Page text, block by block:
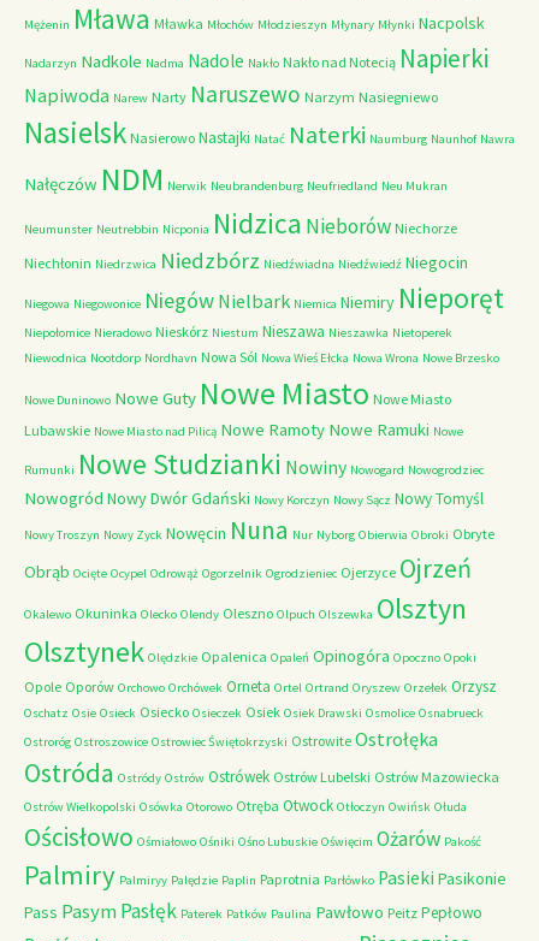
Mężenin Mława Mławka Młochów Młodzieszyn Młynary Młynki Nacpolsk
Nadarzyn Nadkole Nadma Nadole Nakło Nakło nad Notecią Napierki
Napiwoda Narew Narty Naruszewo Narzym Nasiegniewo
Nasielsk Nasierowo Nastajki Natać Naterki Naumburg Naunhof Nawra
Nałęczów NDM Nerwik Neubrandenburg Neufriedland Neu Mukran
Neumunster Neutrebbin Nicponia Nidzica Nieborów Niechorze
Niechłonin Niedrzwica Niedzbórz Niedźwiadna Niedźwiedź Niegocin
Niegowa Niegowonice Niegów Nielbark Niemica Niemiry Nieporęt
Niepołomice Nieradowo Nieskórz Niestum Nieszawa Nieszawka Nietoperek
Niewodnica Nootdorp Nordhavn Nowa Sól Nowa Wieś Ełcka Nowa Wrona Nowe Brzesko
Nowe Duninowo Nowe Guty Nowe Miasto Nowe Miasto
Lubawskie Nowe Miasto nad Pilicą Nowe Ramoty Nowe Ramuki Nowe
Rumunki Nowe Studzianki Nowiny Nowogard Nowogrodziec
Nowogród Nowy Dwór Gdański Nowy Korczyn Nowy Sącz Nowy Tomyśl
Nowy Troszyn Nowy Zyck Nowęcin Nuna Nur Nyborg Obierwia Obroki Obryte
Obrąb Ocięte Ocypel Odrowąż Ogorzelnik Ogrodzieniec Ojerzyce Ojrzeń
Okalewo Okuninka Olecko Olendy Oleszno Olpuch Olszewka Olsztyn
Olsztynek Olędzkie Opalenica Opaleń Opinogóra Opoczno Opoki
Opole Oporów Orchowo Orchówek Orneta Ortel Ortrand Oryszew Orzełek Orzysz
Oschatz Osie Osieck Osiecko Osieczek Osiek Osiek Drawski Osmolice Osnabrueck
Ostroróg Ostroszowice Ostrowiec Świętokrzyski Ostrowite Ostrołęka
Ostróda Ostródy Ostrów Ostrówek Ostrów Lubelski Ostrów Mazowiecka
Ostrów Wielkopolski Osówka Otorowo Otręba Otwock Otłoczyn Owińsk Ołuda
Ościsłowo Ośmiałowo Ośniki Ośno Lubuskie Oświęcim Ożarów Pakość
Palmiry Palmiryy Palędzie Paplin Paprotnia Parłówko Pasieki Pasikonie
Pass PasymPasłęk Paterek Patków Paulina Pawłowo Peitz Pepłowo